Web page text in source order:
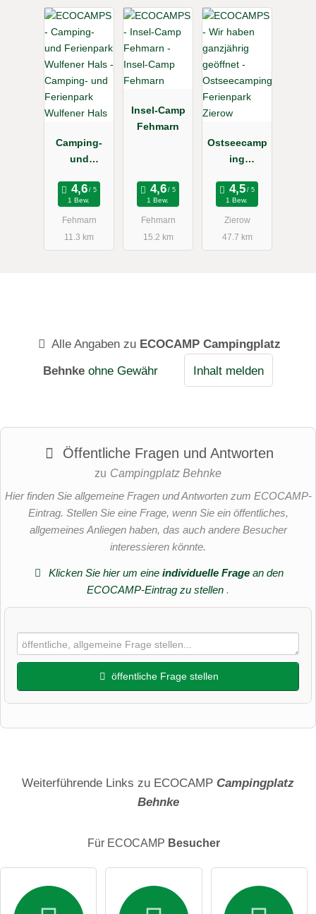
Camping-
und
Wulfener
Hals
1 Bew.
Fehmarn
11.3 km
Insel-Camp
Fehmarn
1 Bew.
Fehmarn
15.2 km
Ostseecamp
ing
Zierow
1 Bew.
Zierow
47.7 km
Alle Angaben zu ECOCAMP Campingplatz
Behnke ohne Gewähr Inhalt melden
Öffentliche Fragen und Antworten
zu Campingplatz Behnke
Hier finden Sie allgemeine Fragen und Antworten zum ECOCAMP-
Eintrag. Stellen Sie eine Frage, wenn Sie ein öffentliches,
allgemeines Anliegen haben, das auch andere Besucher
interessieren könnte.
Klicken Sie hier um eineindividuelle Frage an den
ECOCAMP-Eintrag zu stellen .
öffentliche Frage stellen
Weiterführende Links zu ECOCAMP Campingplatz
Behnke
Für ECOCAMP Besucher